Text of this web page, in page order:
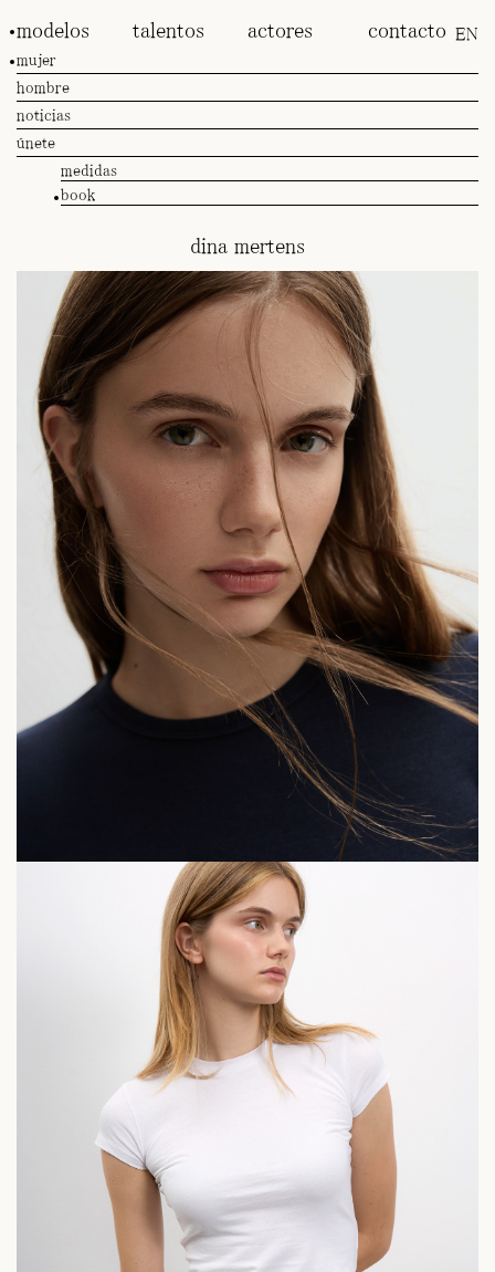
modelos talentos actores contacto EN
mujer
hombre
noticias
únete
medidas
book
dina mertens